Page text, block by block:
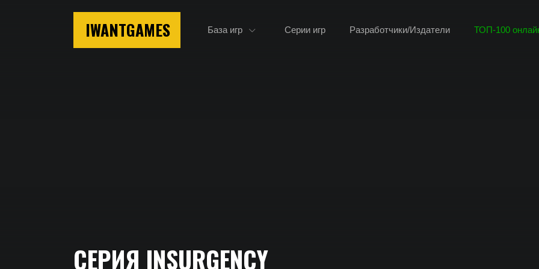
IWANTGAMES База игр Серии игр Разработчики/Издатели ТОП-100
Серия Insurgency
СЕРИЯ INSURGENCY